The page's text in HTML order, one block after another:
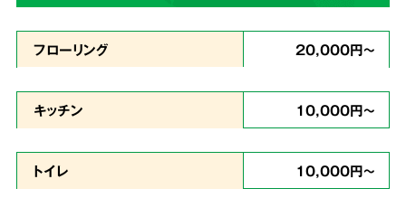
4
あらゆる状況に
スピーディーに対応
どんな現場
でも対応
フローリング 20,000円～
キッチン 10,000円～
トイレ 10,000円～